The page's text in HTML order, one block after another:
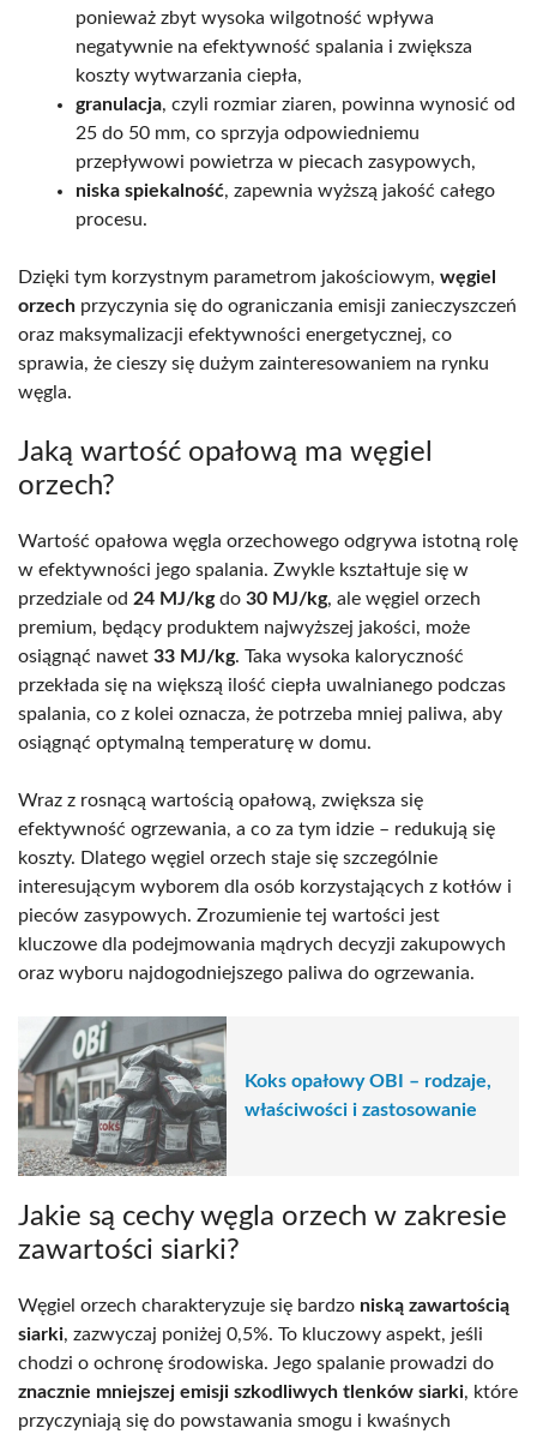
ponieważ zbyt wysoka wilgotność wpływa
negatywnie na efektywność spalania i zwiększa
koszty wytwarzania ciepła,
granulacja, czyli rozmiar ziaren, powinna wynosić od
25 do 50 mm, co sprzyja odpowiedniemu
przepływowi powietrza w piecach zasypowych,
niska spiekalność, zapewnia wyższą jakość całego
procesu.
Dzięki tym korzystnym parametrom jakościowym, węgiel
orzech przyczynia się do ograniczania emisji zanieczyszczeń
oraz maksymalizacji efektywności energetycznej, co
sprawia, że cieszy się dużym zainteresowaniem na rynku
węgla.
Jaką wartość opałową ma węgiel
orzech?
Wartość opałowa węgla orzechowego odgrywa istotną rolę
w efektywności jego spalania. Zwykle kształtuje się w
przedziale od 24 MJ/kgdo 30 MJ/kg, ale węgiel orzech
premium, będący produktem najwyższej jakości, może
osiągnąć nawet 33 MJ/kg. Taka wysoka kaloryczność
przekłada się na większą ilość ciepła uwalnianego podczas
spalania, co z kolei oznacza, że potrzeba mniej paliwa, aby
osiągnąć optymalną temperaturę w domu.
Wraz z rosnącą wartością opałową, zwiększa się
efektywność ogrzewania, a co za tym idzie – redukują się
koszty. Dlatego węgiel orzech staje się szczególnie
interesującym wyborem dla osób korzystających z kotłów i
pieców zasypowych. Zrozumienie tej wartości jest
kluczowe dla podejmowania mądrych decyzji zakupowych
oraz wyboru najdogodniejszego paliwa do ogrzewania.
Koks opałowy OBI – rodzaje,
właściwości i zastosowanie
Jakie są cechy węgla orzech w zakresie
zawartości siarki?
Węgiel orzech charakteryzuje się bardzo niską zawartością
siarki, zazwyczaj poniżej 0,5%. To kluczowy aspekt, jeśli
chodzi o ochronę środowiska. Jego spalanie prowadzi do
znacznie mniejszej emisji szkodliwych tlenków siarki, które
przyczyniają się do powstawania smogu i kwaśnych